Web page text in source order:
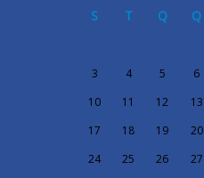
S T Q Q
3
4 5 6
10
11 12 13
17
18 19 20
24
25 26 27